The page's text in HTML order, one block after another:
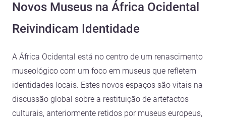
Novos Museus na África Ocidental
Reivindicam Identidade
A África Ocidental está no centro de um renascimento
museológico com um foco em museus que refletem
identidades locais. Estes novos espaços são vitais na
discussão global sobre a restituição de artefactos
culturais, anteriormente retidos por museus europeus,